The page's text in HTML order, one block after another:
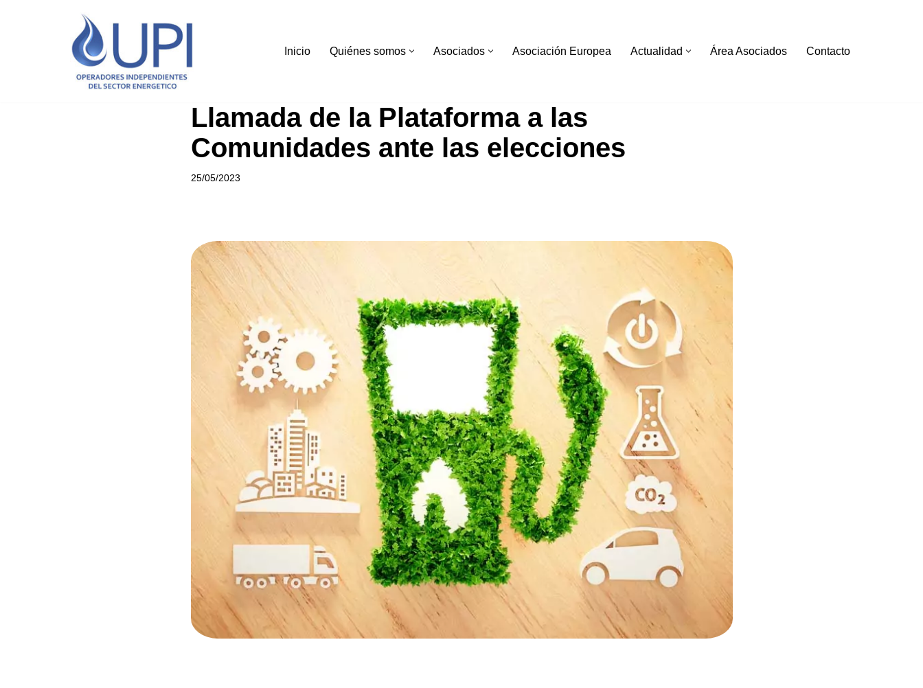
Inicio Quiénes somos Asociados Asociación Europea Actualidad Área Asociados Contacto
Llamada de la Plataforma a las
Comunidades ante las elecciones
25/05/2023